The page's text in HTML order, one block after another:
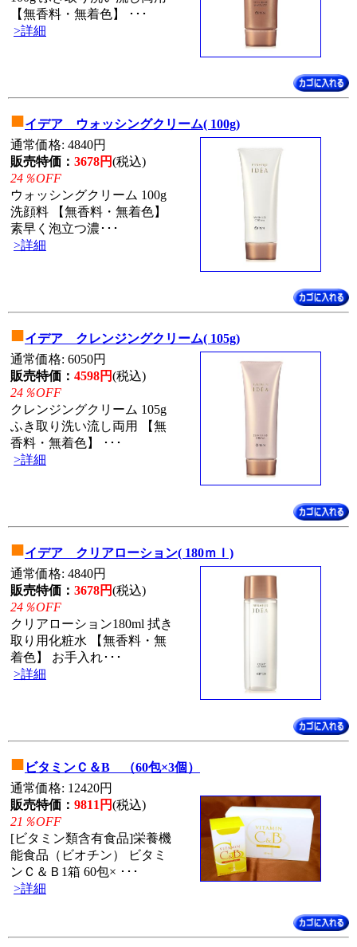
【無香料・無着色】 ･･･
>詳細
■イデア ウォッシングクリーム( 100g)
通常価格: 4840円
販売特価： 3678円(税込)
24％OFF
ウォッシングクリーム 100g
洗顔料 【無香料・無着色】
素早く泡立つ濃･･･
>詳細
■イデア クレンジングクリーム( 105g)
通常価格: 6050円
販売特価： 4598円(税込)
24％OFF
クレンジングクリーム 105g
ふき取り洗い流し両用 【無
香料・無着色】 ･･･
>詳細
■イデア クリアローション( 180ｍｌ)
通常価格: 4840円
販売特価： 3678円(税込)
24％OFF
クリアローション180ml 拭き
取り用化粧水 【無香料・無
着色】 お手入れ･･･
>詳細
■ ビタミンＣ＆B （60包×3個）
通常価格: 12420円
販売特価： 9811円(税込)
21％OFF
[ビタミン類含有食品]栄養機
能食品（ビオチン） ビタミ
ンＣ＆Ｂ1箱 60包× ･･･
>詳細